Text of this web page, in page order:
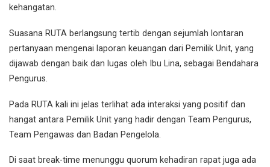
kehangatan.
Suasana RUTA berlangsung tertib dengan sejumlah lontaran
pertanyaan mengenai laporan keuangan dari Pemilik Unit, yang
dijawab dengan baik dan lugas oleh Ibu Lina, sebagai Bendahara
Pengurus.
Pada RUTA kali ini jelas terlihat ada interaksi yang positif dan
hangat antara Pemilik Unit yang hadir dengan Team Pengurus,
Team Pengawas dan Badan Pengelola.
Di saat break-time menunggu quorum kehadiran rapat juga ada